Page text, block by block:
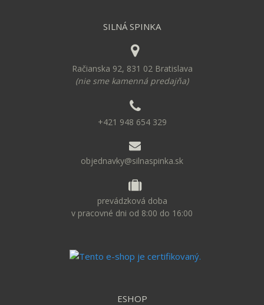
SILNÁ SPINKA
Račianska 92, 831 02 Bratislava
(nie sme kamenná predajňa)
+421 948 654 329
objednavky@silnaspinka.sk
prevádzková doba
v pracovné dni od 8:00 do 16:00
ESHOP